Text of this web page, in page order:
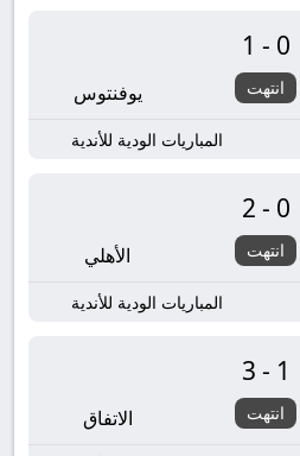
1-0
انتهت يوفنتوس
المباريات الودية للأندية
2-0
انتهت الأهلي
المباريات الودية للأندية
3-1
انتهت الاتفاق